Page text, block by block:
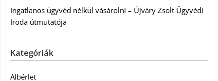
Ingatlanos ügyvéd nélkül vásárolni – Újváry Zsolt Ügyvédi
Iroda útmutatója
Kategóriák
Albérlet